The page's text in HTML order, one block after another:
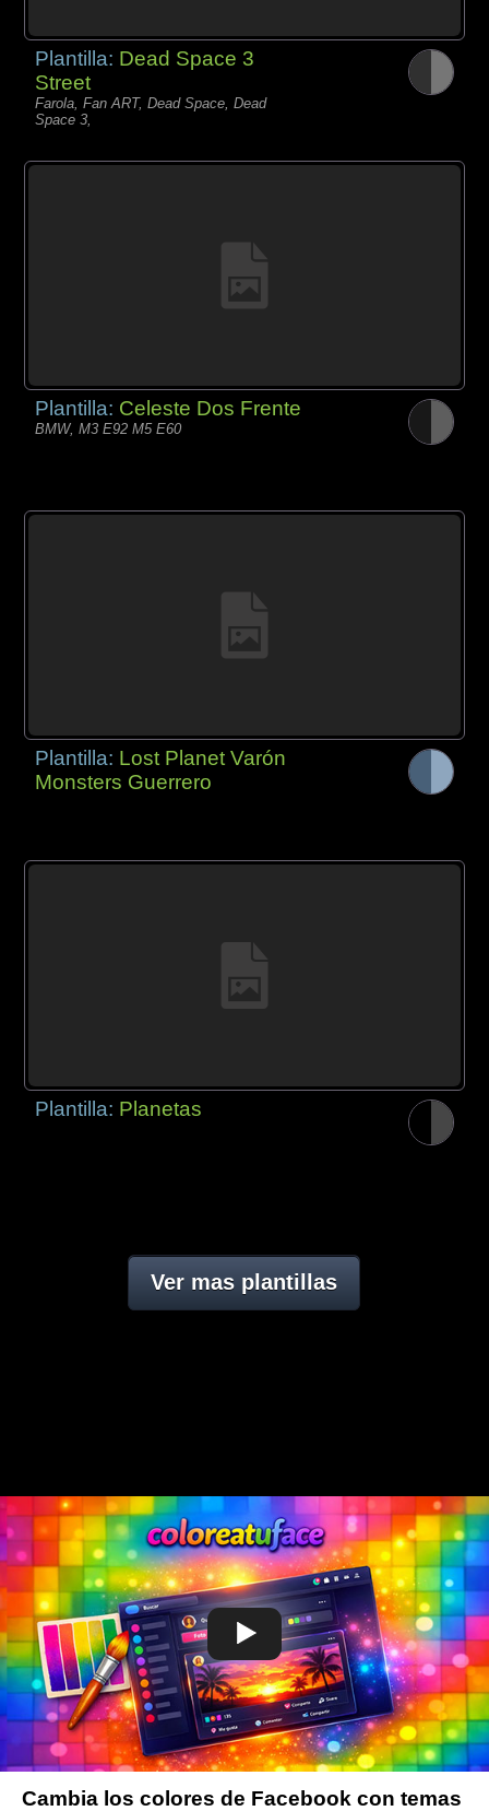
Plantilla: Dead Space 3
Street
Farola, Fan ART, Dead Space, Dead
Space 3,
Plantilla: Celeste Dos Frente
BMW, M3 E92 M5 E60
Plantilla: Lost Planet Varón
Monsters Guerrero
Plantilla: Planetas
Ver mas plantillas
Cambia los colores de Facebook con temas